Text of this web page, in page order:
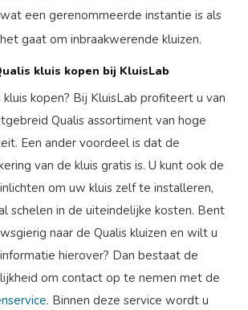
wat een gerenommeerde instantie is als
het gaat om inbraakwerende kluizen.
kluis kopen bij KluisLab
kluis kopen? Bij KluisLab profiteert u van
Qualis assortiment van hoge
Een ander voordeel is dat de
van de kluis gratis is. U kunt ook de
om uw kluis zelf te installeren,
schelen in de uiteindelijke kosten. Bent
naar de Qualis kluizen en wilt u
hierover? Dan bestaat de
om contact op te nemen met de
. Binnen deze service wordt u